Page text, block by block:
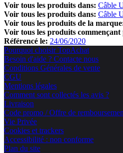
Voir tous les produits dans: Câble
Voir tous les produits dans: Câble
Voir tous les produits de la
Voir tous les produits commençant
Référencé le: 24/06/2020
Pourquoi choisir TopAchat
Besoin d'aide ? Contacte nous
Conditions Générales de vente
CGU
Mentions légales
Comment sont collectés les avis ?
Livraison
Code promo / Offre de
Vie Privée
Cookies et trackers
Accessibilité : non conforme
Plan du site